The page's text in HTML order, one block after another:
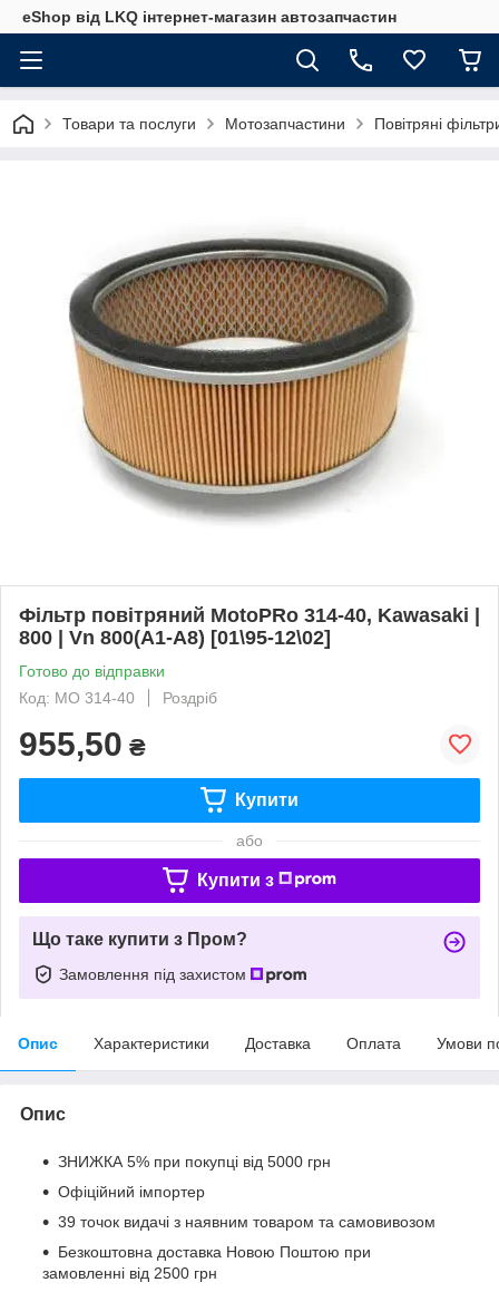
eShop від LKQ інтернет-магазин автозапчастин
Товари та послуги Мотозапчастини Повітряні
Фільтр повітряний MotoPRo 314-40, Kawasaki |
800 | Vn 800(A1-A8) [01\95-12\02]
Готово до відправки
Код: MO 314-40
Роздріб
955,50 ₴
Купити
або
Купити з
Що таке купити з Пром?
Замовлення під захистом
Опис Характеристики Доставка Оплата Умови
Опис
ЗНИЖКА 5% при покупці від 5000 грн
Офіційний імпортер
39 точок видачі з наявним товаром та самовивозом
Безкоштовна доставка Новою Поштою при
замовленні від 2500 грн